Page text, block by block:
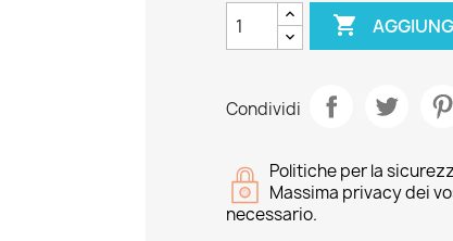

Condividi
Politiche per la
Massima privacy dei
necessario.